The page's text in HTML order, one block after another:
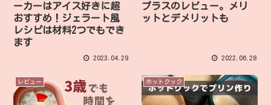
ーカーはアイス好きに超
おすすめ！ジェラート風
レシピは材料2つでもでき
ます
2023.04.29
プラスのレビュー。メリ
ットとデメリットも
2022.06.28
レビュー ホットクック